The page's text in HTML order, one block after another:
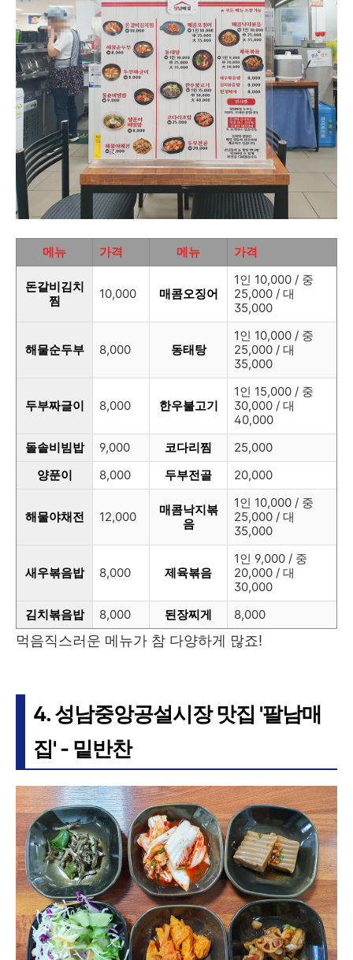
메뉴 가격 메뉴 가격
돈갈비김치
찜
10,000 매콤오징어
1인 10,000 / 중
25,000 / 대
35,000
해물순두부 8,000 동태탕
1인 10,000 / 중
25,000 / 대
35,000
두부짜글이 8,000 한우불고기
1인 15,000 / 중
30,000 / 대
40,000
돌솥비빔밥
9,000 코다리찜
25,000
양푼이
8,000 두부전골 20,000
해물야채전 12,000
매콤낙지볶
음
1인 10,000 / 중
25,000 / 대
35,000
새우볶음밥 8,000 제육볶음
1인 9,000 / 중
20,000 / 대
30,000
김치볶음밥
8,000 된장찌게 8,000
먹음직스러운 메뉴가 참 다양하게 많죠!
4. 성남중앙공설시장 맛집 '팔남매
집' - 밑반찬